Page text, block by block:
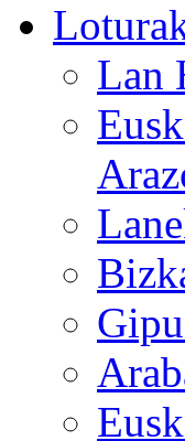
Lan